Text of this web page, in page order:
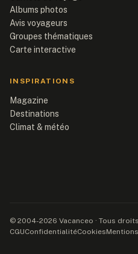
Albums photos
Avis voyageurs
Groupes thématiques
Carte interactive
INSPIRATIONS
Magazine
Destinations
Climat & météo
© 2004-2026 Vacanceo · Tous
CGUConfidentialitéCookies